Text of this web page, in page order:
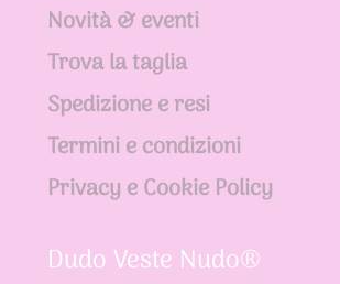
Novità & eventi
Trova la taglia
Spedizione e resi
Termini e condizioni
Privacy e Cookie Policy
Dudo Veste Nudo®